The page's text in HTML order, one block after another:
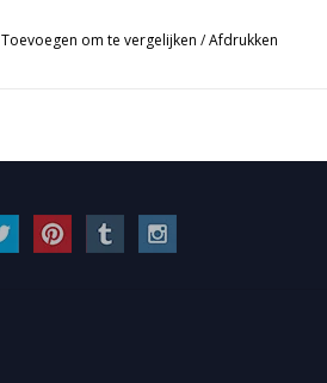
Toevoegen om te vergelijken /Afdrukken